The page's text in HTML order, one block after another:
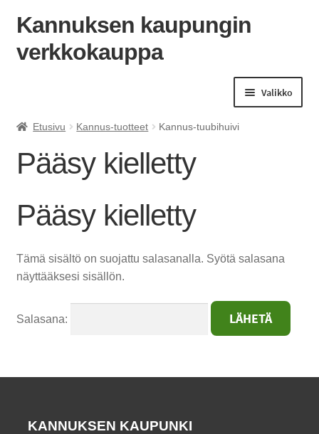
Siirry
Siirry
Kannuksen kaupungin
verkkokauppa
Valikko
Etusivu Kannus-tuotteet Kannus-tuubihuivi
Pääsy kielletty
Pääsy kielletty
Tämä sisältö on suojattu salasanalla. Syötä salasana
näyttääksesi sisällön.
Salasana:
KANNUKSEN KAUPUNKI